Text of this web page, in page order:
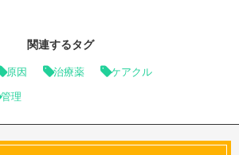
関連するタグ
原因 治療薬 ケアクル
管理